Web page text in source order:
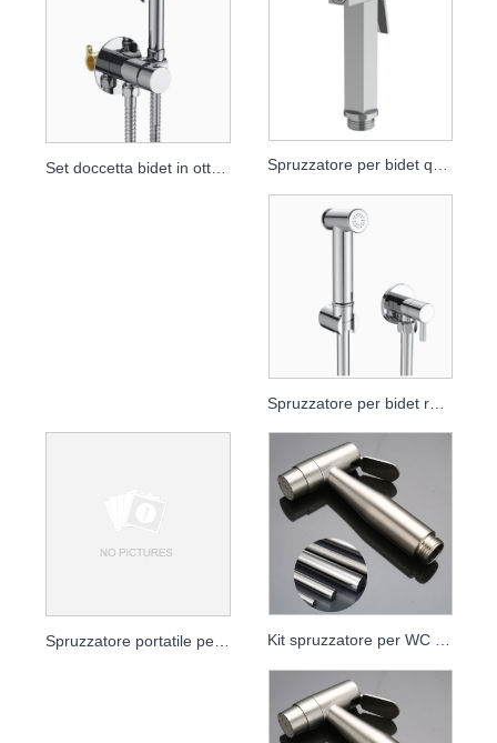
Set doccetta bidet in ottone
Spruzzatore portatile per bidet per WC - Kit di risciacquo ad alta pressione